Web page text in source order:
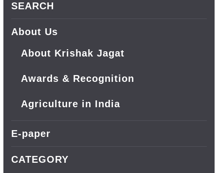
SEARCH
About Us
About Krishak Jagat
Awards & Recognition
Agriculture in India
E-paper
CATEGORY